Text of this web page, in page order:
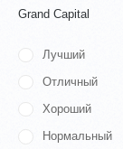
Grand Capital
Лучший
Отличный
Хороший
Нормальный